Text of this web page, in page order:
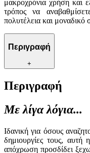
μακροχρόνια χρήση και
τρόπος να
πολυτέλεια και μοναδικό
Περιγραφή
+
Περιγραφή
Με λίγα λόγια...
Ιδανική για όσους
δημιουργίες τους,
απόχρωση προσδίδει